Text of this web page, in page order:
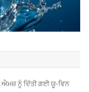
ਨੂੰ ਦਿੱਤੀ ਗਈ ਯੂ-ਵਿਨ